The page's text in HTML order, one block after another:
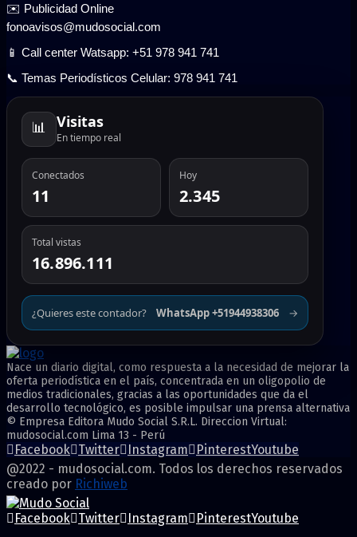
✉️ Publicidad Online
fonoavisos@mudosocial.com
📱 Call center Watsapp: +51 978 941 741
📞 Temas Periodísticos Celular: 978 941 741
📊 Visitas
En tiempo real
Conectados
11
Hoy
2.345
Total vistas
16.896.111
¿Quieres este contador? WhatsApp +51944938306 →
Nace un diario digital, como respuesta a la necesidad de mejorar la
oferta periodística en el país, concentrada en un oligopolio de
medios tradicionales, gracias a las oportunidades que da el
desarrollo tecnológico, es posible impulsar una prensa alternativa
© Empresa Editora Mudo Social S.R.L. Direccion Virtual:
mudosocial.com Lima 13 - Perú
Facebook Twitter Instagram PinterestYoutube
@2022 - mudosocial.com. Todos los derechos reservados
creado por Richiweb
Facebook Twitter Instagram PinterestYoutube